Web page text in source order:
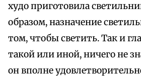
худо приготовила
образом, назначение
том, чтобы светить. Так и
такой или иной, ничего не
он вполне